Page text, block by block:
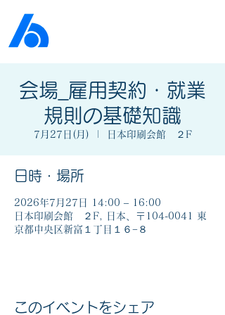
会場_雇用契約・就業
規則の基礎知識
7月27日(月) 日本印刷会館 ２F
日時・場所
2026年7月27日 14:00 – 16:00
日本印刷会館 ２F, 日本、〒104-0041 東
京都中央区新富１丁目１６−８
このイベントをシェア